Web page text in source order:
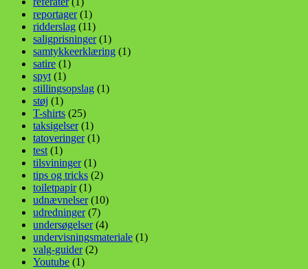
reportager(1)
ridderslag (11)
saligprisninger(1)
samtykkeerklæring (1)
satire (1)
spyt (1)
stillingsopslag (1)
støj (1)
T-shirts (25)
taksigelser(1)
tatoveringer(1)
test (1)
tilsvininger(1)
tips og tricks (2)
toiletpapir(1)
udnævnelser(10)
udredninger(7)
undersøgelser(4)
undervisningsmateriale (1)
valg-guider(2)
Youtube (1)